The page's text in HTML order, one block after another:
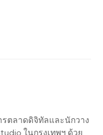
ตลาดดิจิทัลและนักวาง
ในกรุงเทพฯ ด้วย